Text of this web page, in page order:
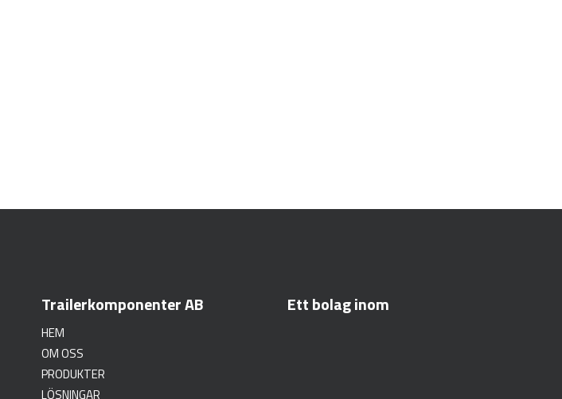
Trailerkomponenter AB
HEM
OM OSS
PRODUKTER
LÖSNINGAR
Ett bolag inom